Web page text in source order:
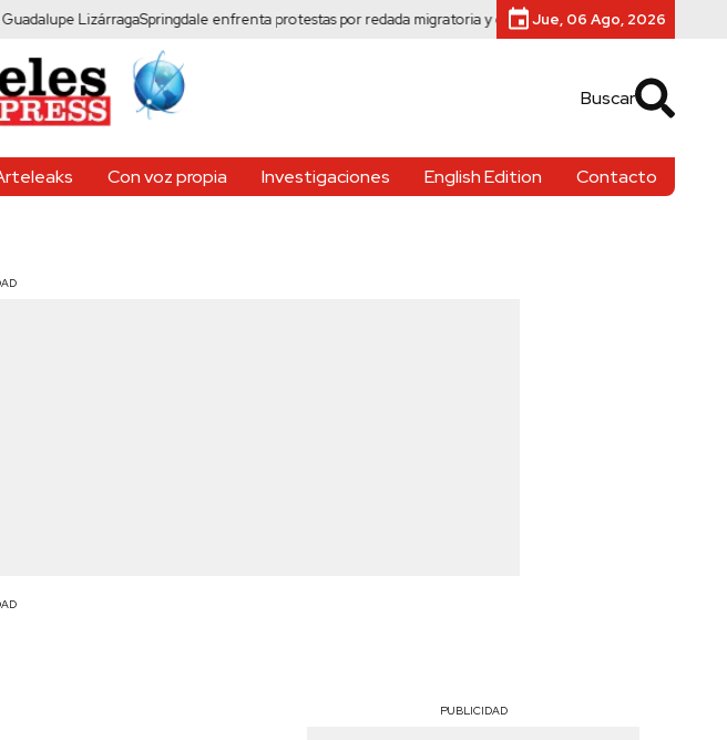
Springdale enfrenta protestas por redada migratoria y centro de datosMil menores migrantes
Jue, 06 Ago, 2026
Buscar
Con voz propia Investigaciones English Edition Contacto
PUBLICIDAD